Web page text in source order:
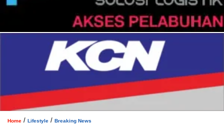
Home / Lifestyle / Breaking News